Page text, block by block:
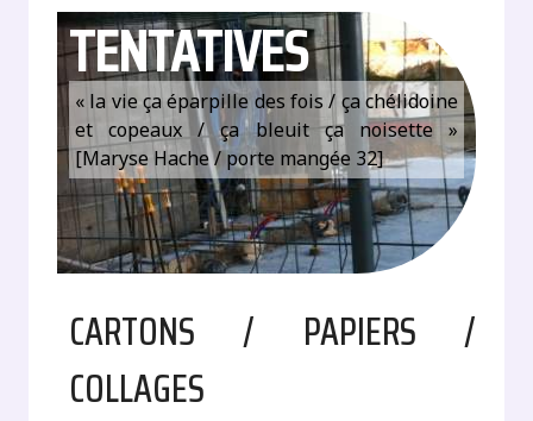
TENTATIVES
« la vie ça éparpille des fois / ça chélidoine
et copeaux / ça bleuit ça noisette »
[Maryse Hache / porte mangée 32]
CARTONS / PAPIERS /
COLLAGES